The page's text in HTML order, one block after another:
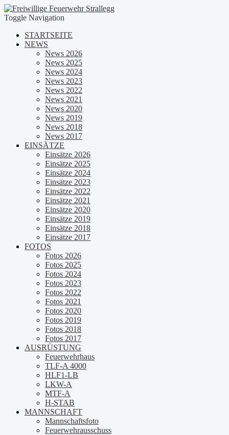
Toggle Navigation
STARTSEITE
NEWS
News 2026
News 2025
News 2024
News 2023
News 2022
News 2021
News 2020
News 2019
News 2018
News 2017
EINSÄTZE
Einsätze 2026
Einsätze 2025
Einsätze 2024
Einsätze 2023
Einsätze 2022
Einsätze 2021
Einsätze 2020
Einsätze 2019
Einsätze 2018
Einsätze 2017
FOTOS
Fotos 2026
Fotos 2025
Fotos 2024
Fotos 2023
Fotos 2022
Fotos 2021
Fotos 2020
Fotos 2019
Fotos 2018
Fotos 2017
AUSRÜSTUNG
Feuerwehrhaus
TLF-A 4000
HLF1-LB
LKW-A
MTF-A
H-STAB
MANNSCHAFT
Mannschaftsfoto
Feuerwehrausschuss